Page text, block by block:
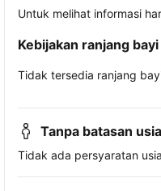
Untuk melihat informasi
Kebijakan ranjang
Tidak tersedia ranjang
Tanpa batasan usia
Tidak ada persyaratan